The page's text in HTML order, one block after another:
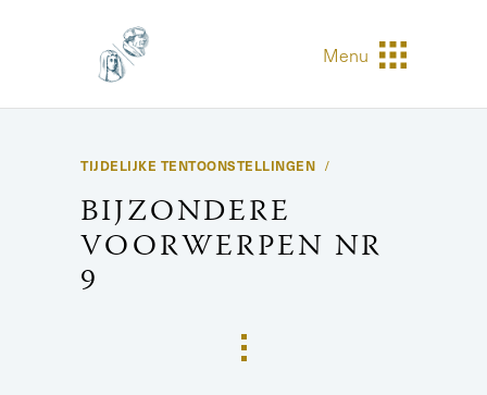
Menu
TIJDELIJKE TENTOONSTELLINGEN
BIJZONDERE
VOORWERPEN NR
9